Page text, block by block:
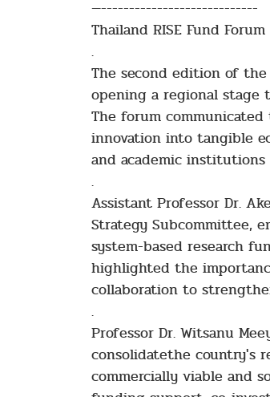
—----------------------------
Thailand RISE Fund
.
The second edition of the
opening a regional stage
The forum
innovation into tangible
and academic
.
Assistant Professor Dr.
Strategy Subcommittee,
system-based research
highlighted the
collaboration to
.
Professor Dr. Witsanu
consolidatethe country's
commercially viable and